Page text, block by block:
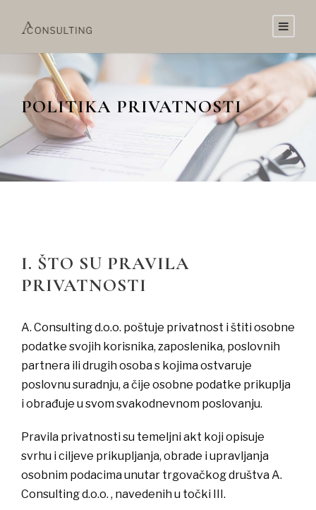
POLITIKA PRIVATNOSTI
I. ŠTO SU PRAVILA
PRIVATNOSTI
A. Consulting d.o.o. poštuje privatnost i štiti osobne
podatke svojih korisnika, zaposlenika, poslovnih
partnera ili drugih osoba s kojima ostvaruje
poslovnu suradnju, a čije osobne podatke prikuplja
i obrađuje u svom svakodnevnom poslovanju.
Pravila privatnosti su temeljni akt koji opisuje
svrhu i ciljeve prikupljanja, obrade i upravljanja
osobnim podacima unutar trgovačkog društva A.
Consulting d.o.o. , navedenih u točki III.